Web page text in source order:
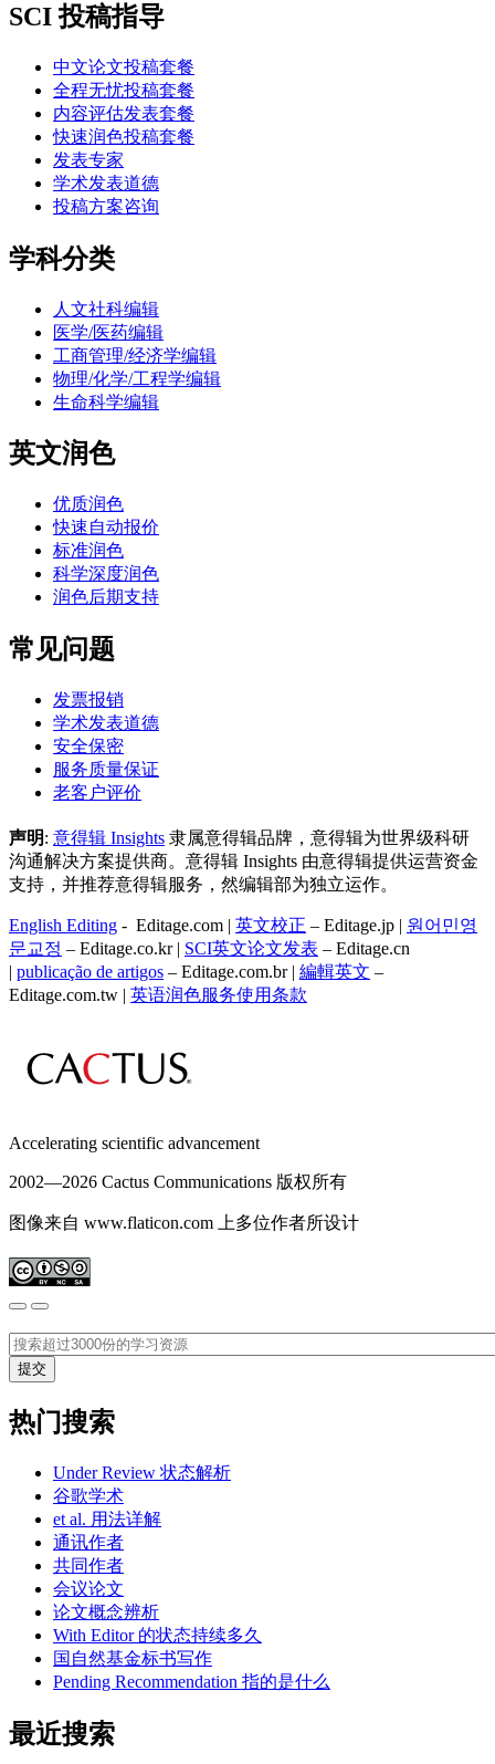
SCI 投稿指导
中文论文投稿套餐
全程无忧投稿套餐
内容评估发表套餐
快速润色投稿套餐
发表专家
学术发表道德
投稿方案咨询
学科分类
人文社科编辑
医学/医药编辑
工商管理/经济学编辑
物理/化学/工程学编辑
生命科学编辑
英文润色
优质润色
快速自动报价
标准润色
科学深度润色
润色后期支持
常见问题
发票报销
学术发表道德
安全保密
服务质量保证
老客户评价
声明: 意得辑 Insights 隶属意得辑品牌，意得辑为世界级科研
沟通解决方案提供商。意得辑 Insights 由意得辑提供运营资金
支持，并推荐意得辑服务，然编辑部为独立运作。
English Editing - Editage.com | 英文校正 – Editage.jp | 원어민영
문교정 – Editage.co.kr | SCI英文论文发表 – Editage.cn
| publicação de artigos – Editage.com.br | 編輯英文 –
Editage.com.tw | 英语润色服务使用条款
Accelerating scientific advancement
2002—2026 Cactus Communications 版权所有
图像来自 www.flaticon.com 上多位作者所设计
热门搜索
Under Review 状态解析
谷歌学术
et al. 用法详解
通讯作者
共同作者
会议论文
论文概念辨析
With Editor 的状态持续多久
国自然基金标书写作
Pending Recommendation 指的是什么
最近搜索